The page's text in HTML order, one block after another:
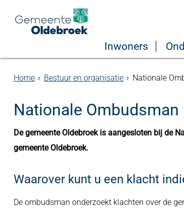
Inwoners
Home Bestuur en organisatie Nationale
Nationale Ombudsman
De gemeente Oldebroek is aangesloten bij de
gemeente Oldebroek.
Waarover kunt u een klacht
De ombudsman onderzoekt klachten over de